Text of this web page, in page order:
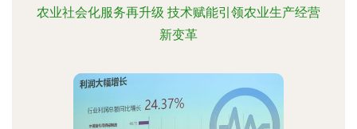
农业社会化服务再升级 技术赋能引领农业生产经营
新变革